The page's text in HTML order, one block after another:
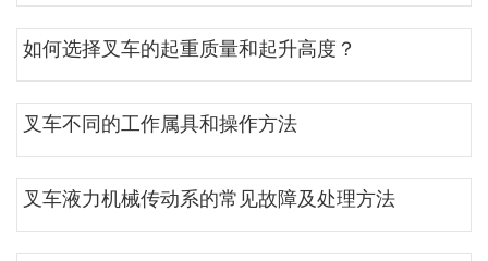
如何选择叉车的起重质量和起升高度？
叉车不同的工作属具和操作方法
叉车液力机械传动系的常见故障及处理方法